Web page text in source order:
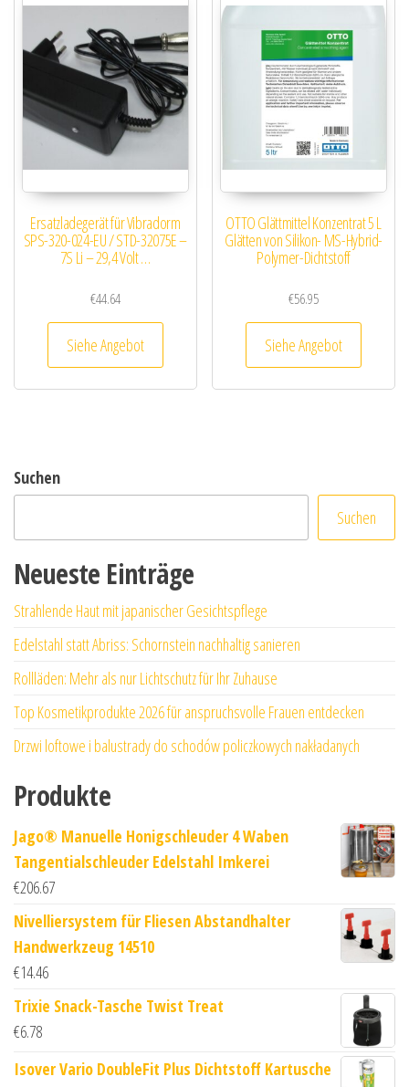
Ersatzladegerät für Vibradorm
SPS-320-024-EU / STD-32075E –
7S Li – 29,4 Volt …
€44.64
Siehe Angebot
OTTO Glättmittel Konzentrat 5 L
Glätten von Silikon- MS-Hybrid-
Polymer-Dichtstoff
€56.95
Siehe Angebot
Suchen
Suchen
Neueste Einträge
Strahlende Haut mit japanischer Gesichtspflege
Edelstahl statt Abriss: Schornstein nachhaltig sanieren
Rollläden: Mehr als nur Lichtschutz für Ihr Zuhause
Top Kosmetikprodukte 2026 für anspruchsvolle Frauen entdecken
Drzwi loftowe i balustrady do schodów policzkowych nakładanych
Produkte
Jago® Manuelle Honigschleuder 4 Waben
Tangentialschleuder Edelstahl Imkerei
€206.67
Nivelliersystem für Fliesen Abstandhalter
Handwerkzeug 14510
€14.46
Trixie Snack-Tasche Twist Treat
€6.78
Isover Vario DoubleFit Plus Dichtstoff Kartusche